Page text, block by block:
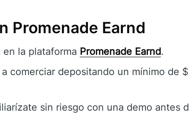
Promenade Earnd
la plataforma Promenade Earnd.
comerciar depositando un mínimo de
sin riesgo con una demo antes